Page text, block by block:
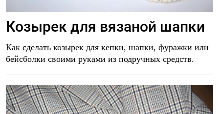
Козырек для вязаной шапки
Как сделать козырек для кепки, шапки, фуражки или
бейсболки своими руками из подручных средств.